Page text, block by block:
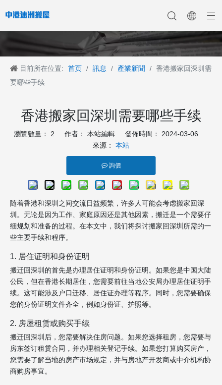
目前所在位置: 首页 / 訊息 / 產業新聞 / 香港搬家回深圳需
要哪些手续
香港搬家回深圳需要哪些手续
瀏覽數量： 2 作者： 本站編輯 發佈時間： 2024-03-06
來源： 本站
詢價
随着香港和深圳之间交流日益频繁，许多人可能会考虑搬家回深
圳。无论是因为工作、家庭原因还是其他因素，搬迁是一个需要仔
细规划和准备的过程。在本文中，我们将探讨搬家回深圳所需的一
些主要手续和程序。
1. 居住证明和身份证明
搬迁回深圳的首先是办理居住证明和身份证明。如果您是中国大陆
公民，但在香港长期居住，您需要前往当地公安局办理居住证明手
续。这可能涉及户口迁移、居住证办理等程序。同时，您需要确保
您的身份证明文件齐全，例如身份证、护照等。
2. 房屋租赁或购买手续
搬迁回深圳后，您需要解决住房问题。如果您选择租房，您需要与
房东签订租赁合同，并办理相关登记手续。如果您打算购买房产，
您需要了解当地的房产市场规定，并与房地产开发商或中介机构协
商购房事宜。